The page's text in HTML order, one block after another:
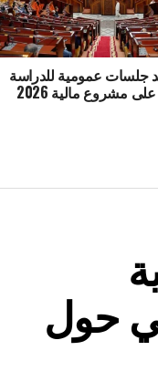
جلسات عمومية للدراسة
والتصويت على مشروع مالية 2026
حول